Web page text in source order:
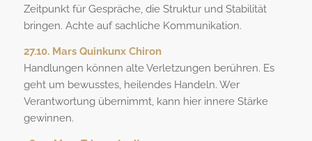
Zeitpunkt für Gespräche, die Struktur und Stabilität
bringen. Achte auf sachliche Kommunikation.
27.10. Mars Quinkunx Chiron
Handlungen können alte Verletzungen berühren. Es
geht um bewusstes, heilendes Handeln. Wer
Verantwortung übernimmt, kann hier innere Stärke
gewinnen.